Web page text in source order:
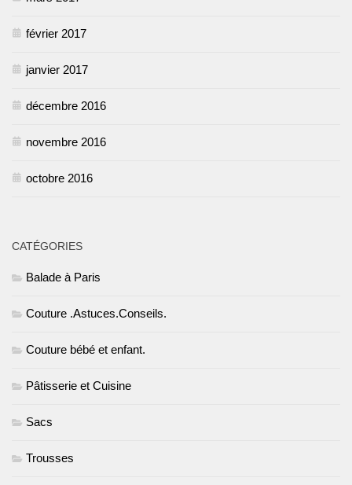
février 2017
janvier 2017
décembre 2016
novembre 2016
octobre 2016
CATÉGORIES
Balade à Paris
Couture .Astuces.Conseils.
Couture bébé et enfant.
Pâtisserie et Cuisine
Sacs
Trousses